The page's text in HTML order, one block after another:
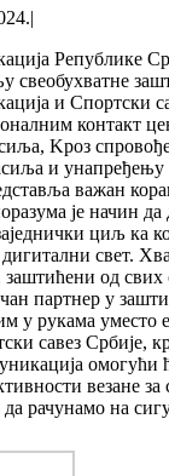
|
Републике
свеобухватне
и Спортски
контакт
Kроз
и
важан
је начин
циљ ка
свет.
заштићени од
партнер у
рукама уместо
савез
омогући
везане
рачунамо на